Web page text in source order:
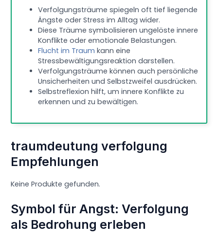
Verfolgungsträume spiegeln oft tief liegende
Ängste oder Stress im Alltag wider.
Diese Träume symbolisieren ungelöste innere
Konflikte oder emotionale Belastungen.
Flucht im Traum kann eine
Stressbewältigungsreaktion darstellen.
Verfolgungsträume können auch persönliche
Unsicherheiten und Selbstzweifel ausdrücken.
Selbstreflexion hilft, um innere Konflikte zu
erkennen und zu bewältigen.
traumdeutung verfolgung
Empfehlungen
Keine Produkte gefunden.
Symbol für Angst: Verfolgung
als Bedrohung erleben